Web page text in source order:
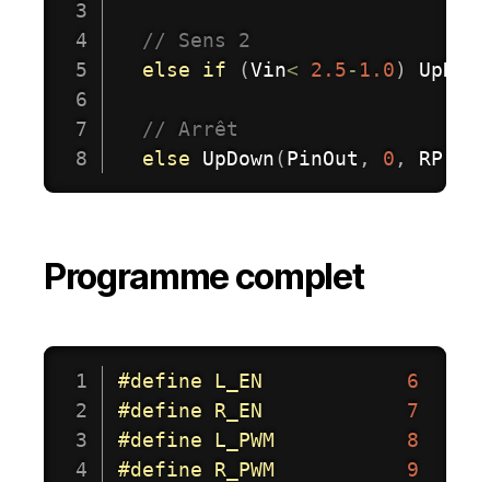
// Sens 2
else
if (Vin< 2.5- 1.0)
// Arrêt
else
UpDown(PinOut , 0 , RP
Programme complet
#define L_EN
6
#define R_EN
7
#define L_PWM
8
#define R_PWM
9